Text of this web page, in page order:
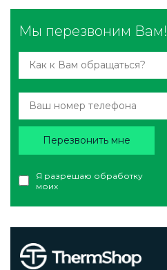
Мы перезвоним Вам!
Я разрешаю обработку
моих
Перезвонить мне